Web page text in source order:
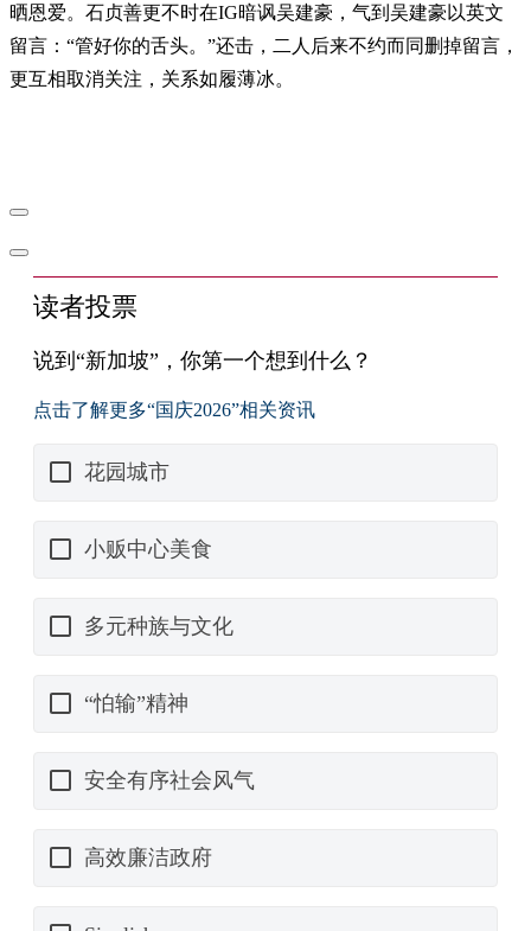
晒恩爱。石贞善更不时在IG暗讽吴建豪，气到吴建豪以英文
留言：“管好你的舌头。”还击，二人后来不约而同删掉留言，
更互相取消关注，关系如履薄冰。